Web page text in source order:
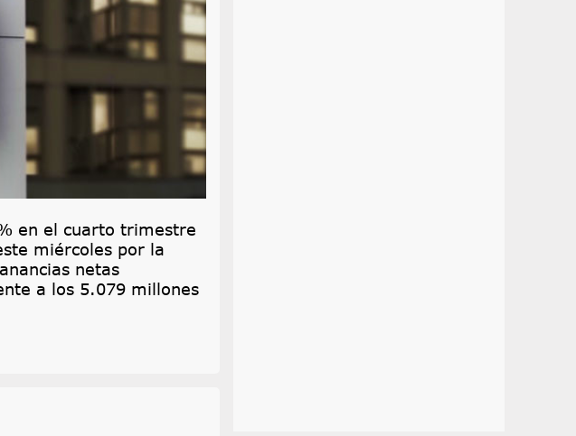
en el cuarto trimestre
miércoles por la
netas
a los 5.079 millones